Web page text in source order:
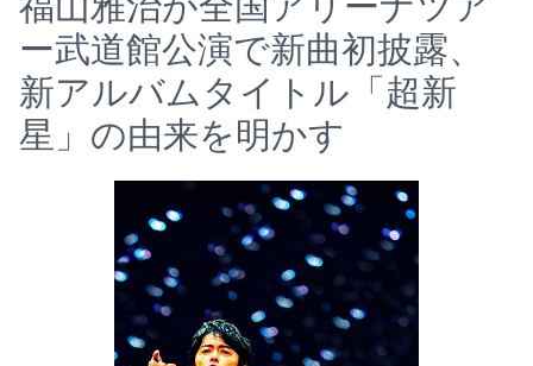
ー武道館公演で新曲初披露、
新アルバムタイトル「超新
星」の由来を明かす